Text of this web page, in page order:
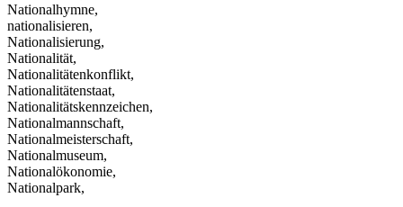
Nationalhymne,
nationalisieren,
Nationalisierung,
Nationalität,
Nationalitätenkonflikt,
Nationalitätenstaat,
Nationalitätskennzeichen,
Nationalmannschaft,
Nationalmeisterschaft,
Nationalmuseum,
Nationalökonomie,
Nationalpark,